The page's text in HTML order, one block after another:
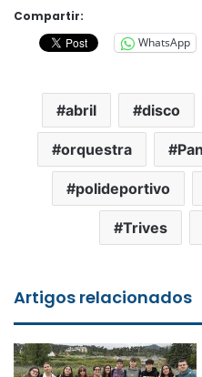
Compartir:
WhatsApp
abril disco
orquestra
polideportivo
Trives
Artigos relacionados